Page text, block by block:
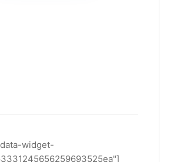
widget-